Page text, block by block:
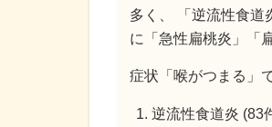
多く、 「逆流性食道
に「急性扁桃炎」「
症状「喉がつまる」
逆流性食道炎 (83